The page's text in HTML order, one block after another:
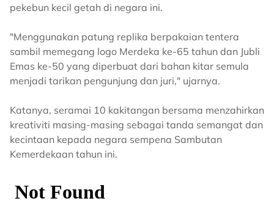
pekebun kecil getah di negara ini.
"Menggunakan patung replika berpakaian tentera
sambil memegang logo Merdeka ke-65 tahun dan Jubli
Emas ke-50 yang diperbuat dari bahan kitar semula
menjadi tarikan pengunjung dan juri," ujarnya.
Katanya, seramai 10 kakitangan bersama menzahirkan
kreativiti masing-masing sebagai tanda semangat dan
kecintaan kepada negara sempena Sambutan
Kemerdekaan tahun ini.